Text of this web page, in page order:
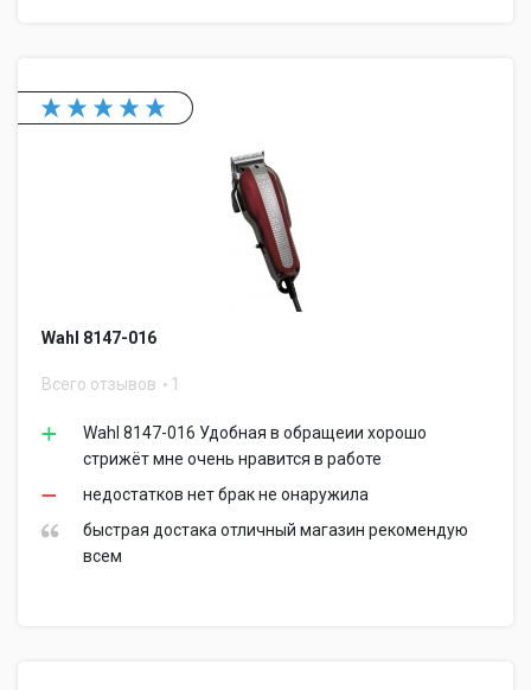
Wahl 8147-016
Всего отзывов 1
Wahl 8147-016 Удобная в обращеии хорошо
стрижёт мне очень нравится в работе
недостатков нет брак не онаружила
быстрая достака отличный магазин рекомендую
всем